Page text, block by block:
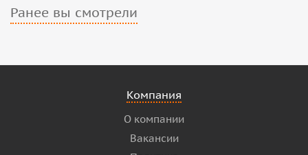
Ранее вы смотрели
Компания
О компании
Вакансии